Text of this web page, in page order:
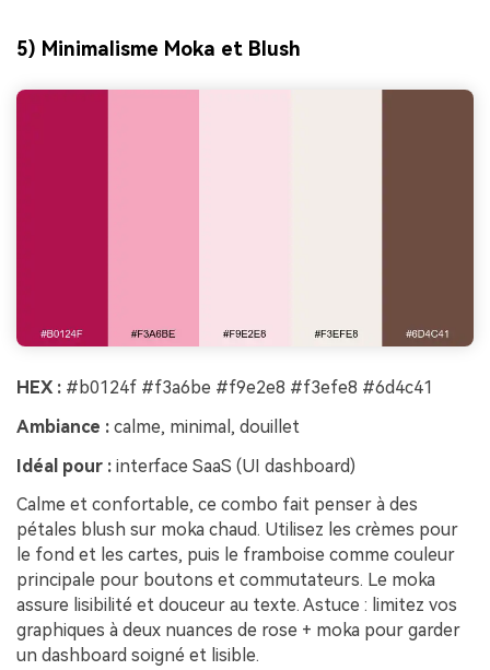
5) Minimalisme Moka et Blush
HEX : #b0124f #f3a6be #f9e2e8 #f3efe8 #6d4c41
Ambiance : calme, minimal, douillet
Idéal pour : interface SaaS (UI dashboard)
Calme et confortable, ce combo fait penser à des
pétales blush sur moka chaud. Utilisez les crèmes pour
le fond et les cartes, puis le framboise comme couleur
principale pour boutons et commutateurs. Le moka
assure lisibilité et douceur au texte. Astuce : limitez vos
graphiques à deux nuances de rose + moka pour garder
un dashboard soigné et lisible.